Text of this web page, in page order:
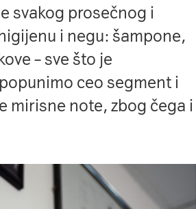
svakog prosečnog i
i negu: šampone,
– sve što je
ceo segment i
mirisne note, zbog čega i